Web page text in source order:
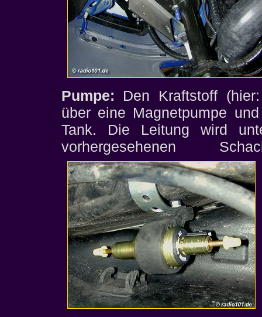
Pumpe: Den Kraftstoff
über eine Magnetpumpe
Tank. Die Leitung wird
vorhergesehenen